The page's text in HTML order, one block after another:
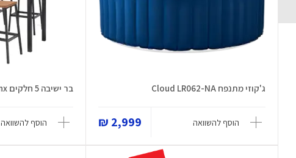
ג'קוזי מתנפח Cloud LR062-NA
הוסף להשוואה 2,999 ₪
בר ישיבה 5 חלקים Lynx
הוסף להשוואה